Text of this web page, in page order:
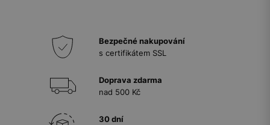
Bezpečné nakupování
s certifikátem SSL
Doprava zdarma
nad 500 Kč
30 dní